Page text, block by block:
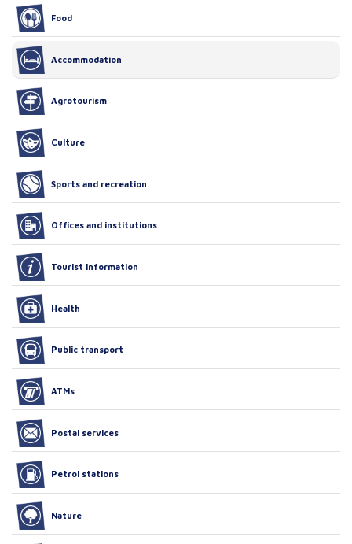
Food
Accommodation
Agrotourism
Culture
Sports and recreation
Offices and institutions
Tourist Information
Health
Public transport
ATMs
Postal services
Petrol stations
Nature